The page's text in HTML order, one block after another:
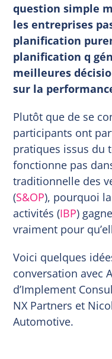
question simple
les entreprises
planification
planification q
meilleures
sur la
Plutôt que de se
participants ont
pratiques issus du
fonctionne pas
traditionnelle des
(S&OP), pourquoi
activités (IBP)
vraiment pour
Voici quelques
conversation avec
d’Implement
NX Partners et
Automotive.